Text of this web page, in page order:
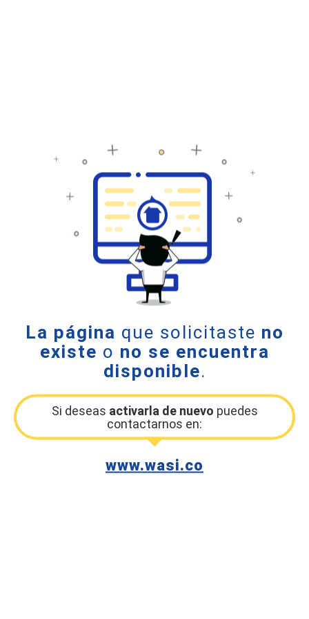
La página que solicitaste no
existe o no se encuentra
disponible.
Si deseas activarla de nuevo puedes
contactarnos en:
www.wasi.co